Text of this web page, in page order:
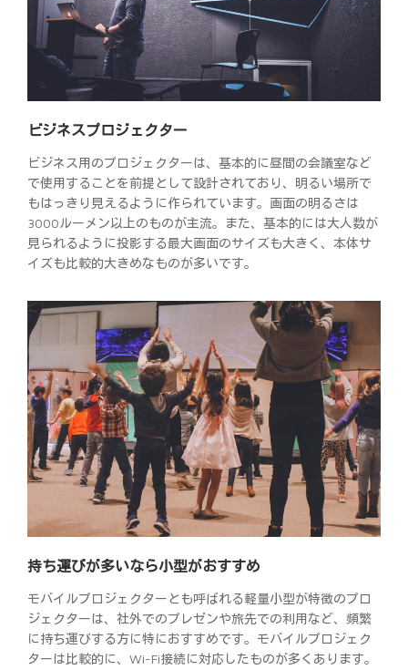
ビジネスプロジェクター
ビジネス用のプロジェクターは、基本的に昼間の会議室など
で使用することを前提として設計されており、明るい場所で
もはっきり見えるように作られています。画面の明るさは
3000ルーメン以上のものが主流。また、基本的には大人数が
見られるように投影する最大画面のサイズも大きく、本体サ
イズも比較的大きめなものが多いです。
持ち運びが多いなら小型がおすすめ
モバイルプロジェクターとも呼ばれる軽量小型が特徴のプロ
ジェクターは、社外でのプレゼンや旅先での利用など、頻繁
に持ち運びする方に特におすすめです。モバイルプロジェク
ターは比較的に、Wi-Fi接続に対応したものが多くあります。